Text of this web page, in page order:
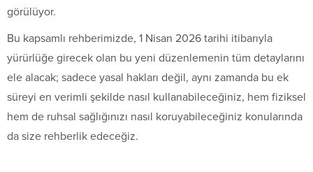
görülüyor.
Bu kapsamlı rehberimizde, 1 Nisan 2026 tarihi itibarıyla
yürürlüğe girecek olan bu yeni düzenlemenin tüm detaylarını
ele alacak; sadece yasal hakları değil, aynı zamanda bu ek
süreyi en verimli şekilde nasıl kullanabileceğiniz, hem fiziksel
hem de ruhsal sağlığınızı nasıl koruyabileceğiniz konularında
da size rehberlik edeceğiz.